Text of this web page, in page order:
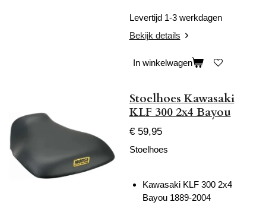
Levertijd 1-3 werkdagen
Bekijk details
In winkelwagen
Stoelhoes Kawasaki
KLF 300 2x4 Bayou
€ 59,95
Stoelhoes
Kawasaki KLF 300 2x4
Bayou 1889-2004